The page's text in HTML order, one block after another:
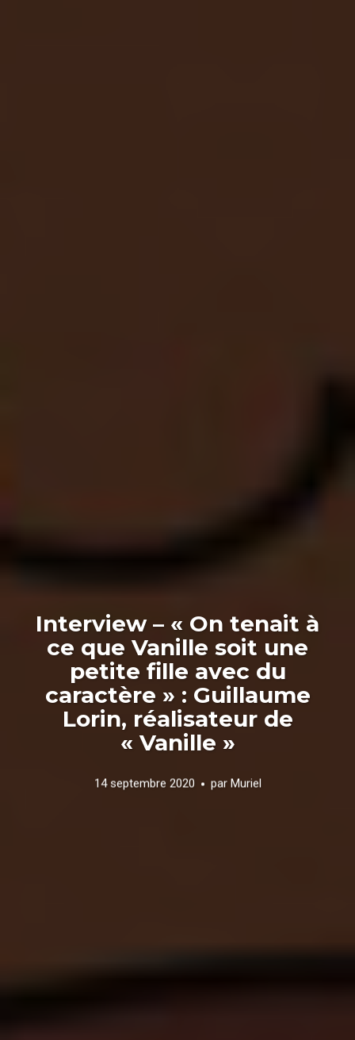
Interview – « On tenait à
ce que Vanille soit une
petite fille avec du
caractère » : Guillaume
Lorin, réalisateur de
« Vanille »
14 septembre 2020 par Muriel